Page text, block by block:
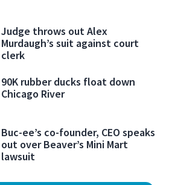
Judge throws out Alex
Murdaugh’s suit against court
clerk
90K rubber ducks float down
Chicago River
Buc-ee’s co-founder, CEO speaks
out over Beaver’s Mini Mart
lawsuit